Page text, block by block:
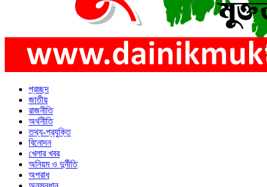
প্রচ্ছদ
জাতীয়
রাজনীতি
অর্থনীতি
তথ্য-প্রযুক্তি
বিনোদন
খেলার খবর
অনিয়ম ও দুর্নীতি
অপরাধ